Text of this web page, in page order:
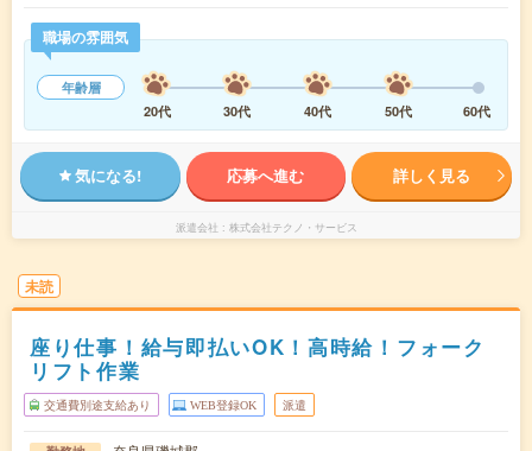
職場の雰囲気
年齢層
20代
30代 40代 50代 60代
気になる! 応募へ進む 詳しく見る
派遣会社 株式会社テクノ・サービス
未読
座り仕事！給与即払いOK！高時給！フォーク
リフト作業
交通費別途支給あり WEB登録OK 派遣